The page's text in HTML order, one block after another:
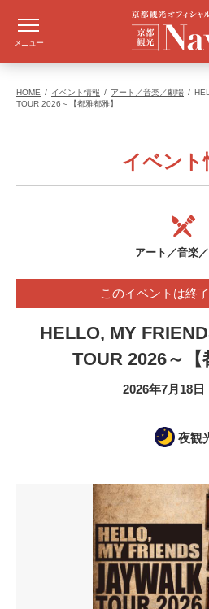
メニュー
HOME イベント情報 アート／音楽／劇場
TOUR 2026～【都雅都雅】
イベント
アート／音楽
このイベントは終
HELLO, MY
TOUR 2026～【
2026年7月18日
夜観